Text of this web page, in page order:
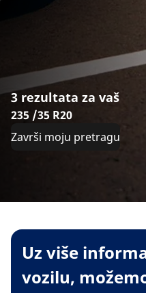
3 rezultata za vaš
235 /35 R20
Završi moju pretragu
Uz više
vozilu,